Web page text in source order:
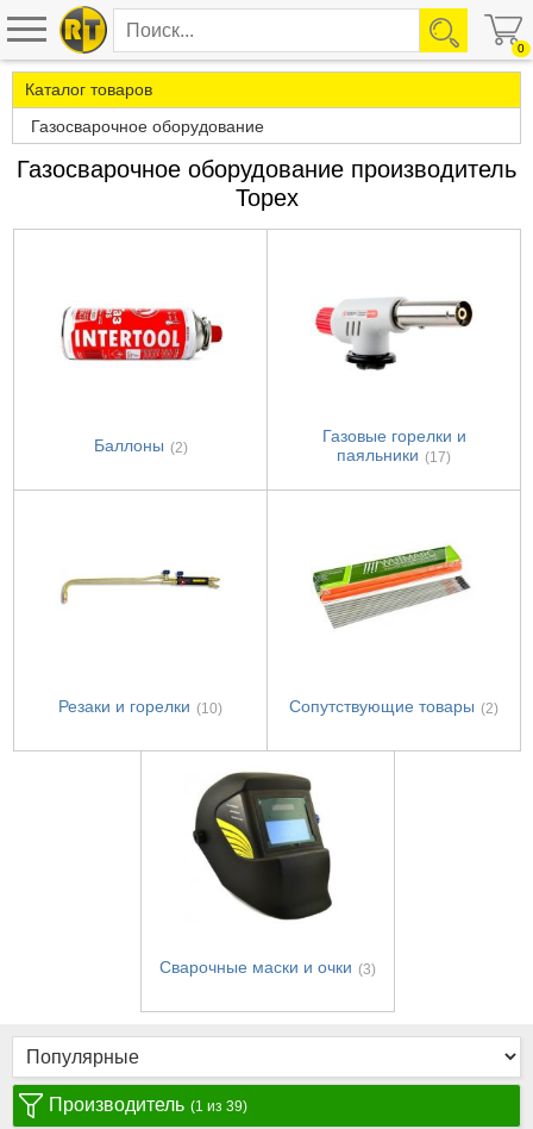
0
Каталог товаров
Газосварочное оборудование
Газосварочное оборудование производитель
Topex
Баллоны (2)
Газовые горелки и
паяльники (17)
Резаки и горелки (10) Сопутствующие товары (2)
Сварочные маски и очки (3)
Производитель (1 из 39)